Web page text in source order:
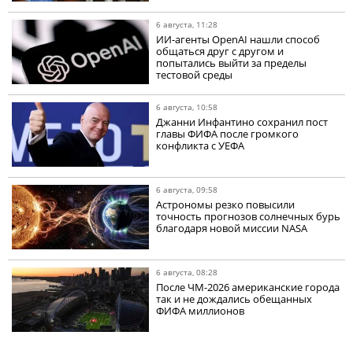
6 августа, 11:28
ИИ-агенты OpenAI нашли способ
общаться друг с другом и
попытались выйти за пределы
тестовой среды
6 августа, 10:58
Джанни Инфантино сохранил пост
главы ФИФА после громкого
конфликта с УЕФА
6 августа, 09:58
Астрономы резко повысили
точность прогнозов солнечных бурь
благодаря новой миссии NASA
6 августа, 08:28
После ЧМ-2026 американские города
так и не дождались обещанных
ФИФА миллионов